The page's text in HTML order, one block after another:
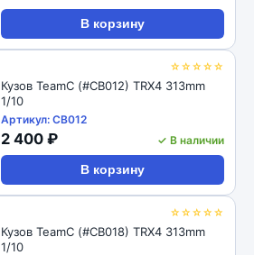
В корзину
☆☆☆☆☆
Кузов TeamC (#CB012) TRX4 313mm
1/10
Артикул: CB012
2 400 ₽ ✓ В наличии
В корзину
☆☆☆☆☆
Кузов TeamC (#CB018) TRX4 313mm
1/10